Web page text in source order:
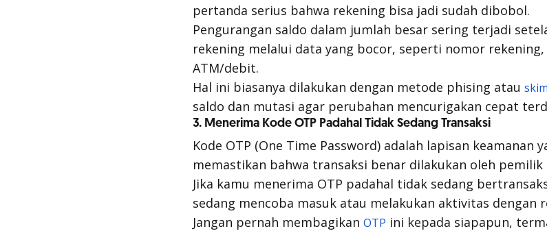
pertanda serius bahwa rekening bisa jadi sudah dibobol.
Pengurangan saldo dalam jumlah besar sering terjadi
rekening melalui data yang bocor, seperti nomor
ATM/debit.
Hal ini biasanya dilakukan dengan metode phising atau
saldo dan mutasi agar perubahan mencurigakan cepat
3. Menerima Kode OTP Padahal Tidak Sedang Transaksi
Kode OTP (One Time Password) adalah lapisan keamanan
memastikan bahwa transaksi benar dilakukan oleh pemilik
Jika kamu menerima OTP padahal tidak sedang
sedang mencoba masuk atau melakukan aktivitas dengan
Jangan pernah membagikan OTP ini kepada siapapun,